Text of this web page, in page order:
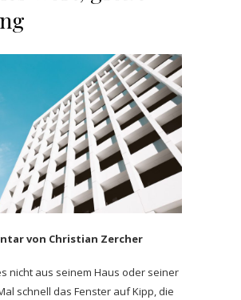
von Christian Zercher
nicht aus seinem Haus oder seiner
schnell das Fenster auf Kipp, die